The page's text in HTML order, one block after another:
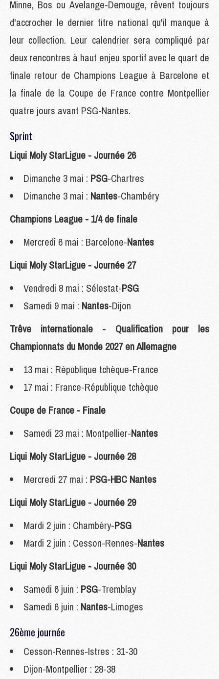
Minne, Bos ou Avelange-Demouge, rêvent toujours
d'accrocher le dernier titre national qu'il manque à
leur collection. Leur calendrier sera compliqué par
deux rencontres à haut enjeu sportif avec le quart de
finale retour de Champions League à Barcelone et
la finale de la Coupe de France contre Montpellier
quatre jours avant PSG-Nantes.
Sprint
Liqui Moly StarLigue - Journée 26
Dimanche 3 mai : PSG-Chartres
Dimanche 3 mai : Nantes-Chambéry
Champions League - 1/4 de finale
Mercredi 6 mai : Barcelone-Nantes
Liqui Moly StarLigue - Journée 27
Vendredi 8 mai : Sélestat-PSG
Samedi 9 mai : Nantes-Dijon
Trêve internationale - Qualification pour les
Championnats du Monde 2027 en Allemagne
13 mai : République tchèque-France
17 mai : France-République tchèque
Coupe de France - Finale
Samedi 23 mai : Montpellier-Nantes
Liqui Moly StarLigue - Journée 28
Mercredi 27 mai : PSG-HBC Nantes
Liqui Moly StarLigue - Journée 29
Mardi 2 juin : Chambéry-PSG
Mardi 2 juin : Cesson-Rennes-Nantes
Liqui Moly StarLigue - Journée 30
Samedi 6 juin : PSG-Tremblay
Samedi 6 juin : Nantes-Limoges
26ème journée
Cesson-Rennes-Istres : 31-30
Dijon-Montpellier : 28-38